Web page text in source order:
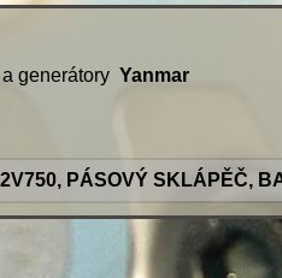
a generátoryYanmar
PÁSOVÝ SKLÁPĚČ,